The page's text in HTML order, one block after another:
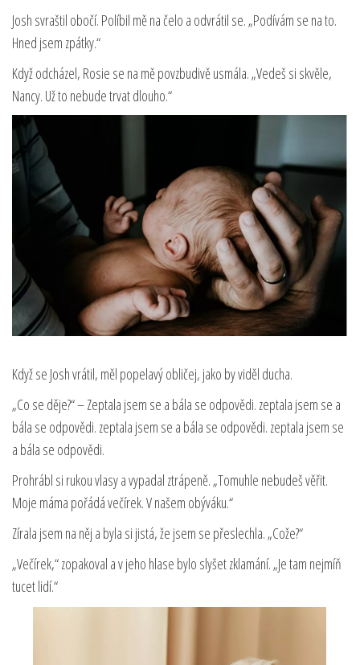
Josh svraštil obočí. Políbil mě na čelo a odvrátil se. „Podívám se na to.
Hned jsem zpátky.“
Když odcházel, Rosie se na mě povzbudivě usmála. „Vedeš si skvěle,
Nancy. Už to nebude trvat dlouho.“
Když se Josh vrátil, měl popelavý obličej, jako by viděl ducha.
„Co se děje?“ – Zeptala jsem se a bála se odpovědi. zeptala jsem se a
bála se odpovědi. zeptala jsem se a bála se odpovědi. zeptala jsem se
a bála se odpovědi.
Prohrábl si rukou vlasy a vypadal ztrápeně. „Tomuhle nebudeš věřit.
Moje máma pořádá večírek. V našem obýváku.“
Zírala jsem na něj a byla si jistá, že jsem se přeslechla. „Cože?“
„Večírek,“ zopakoval a v jeho hlase bylo slyšet zklamání. „Je tam nejmíň
tucet lidí.“